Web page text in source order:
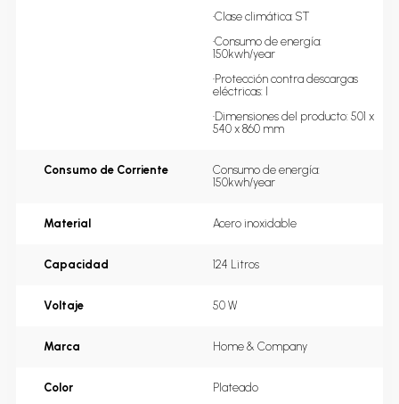
•Clase climática: ST
•Consumo de energía:
150kwh/year
•Protección contra descargas
eléctricas: I
•Dimensiones del producto: 501 x
540 x 860 mm
Consumo de Corriente
Consumo de energía:
150kwh/year
Material Acero inoxidable
Capacidad 124 Litros
Voltaje 50 W
Marca Home & Company
Color Plateado